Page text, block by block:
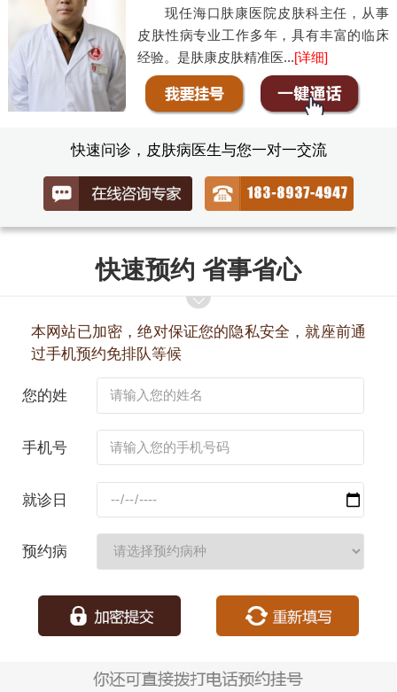
现任海口肤康医院皮肤科主任，从事
皮肤性病专业工作多年，具有丰富的临床
经验。是肤康皮肤精准医...[详细]
快速问诊，皮肤病医生与您一对一交流
快速预约 省事省心
本网站已加密，绝对保证您的隐私安全，就座前通
过手机预约免排队等候
您的姓
手机号
就诊日
预约病